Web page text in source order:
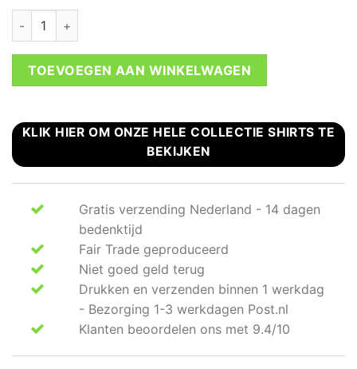
Hollywood t-shirt California Girls aantal
TOEVOEGEN AAN WINKELWAGEN
KLIK HIER OM ONZE HELE COLLECTIE SHIRTS TE
BEKIJKEN
Gratis verzending Nederland - 14 dagen
bedenktijd
Fair Trade geproduceerd
Niet goed geld terug
Drukken en verzenden binnen 1 werkdag
- Bezorging 1-3 werkdagen Post.nl
Klanten beoordelen ons met 9.4/10